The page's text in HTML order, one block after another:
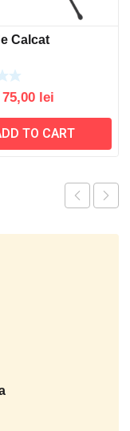
Calcat
Original
price
was:
80,00 lei.
75,00 lei
price
is:
75,00 lei.
TO CART